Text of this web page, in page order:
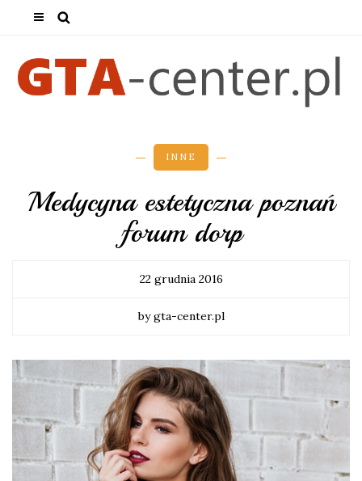
INNE
Medycyna estetyczna poznań
forum dorp
22 grudnia 2016
by gta-center.pl